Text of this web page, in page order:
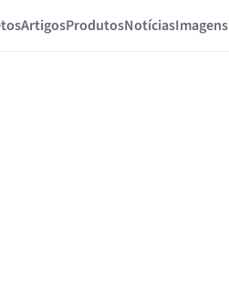
ArtigosProdutosNotíciasImagens